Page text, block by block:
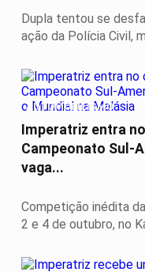
Dupla tentou se
ação da Polícia Civil,
AUTOMOBILISMO
Imperatriz entra
Campeonato Sul-
vaga...
Competição inédita
2 e 4 de outubro, no